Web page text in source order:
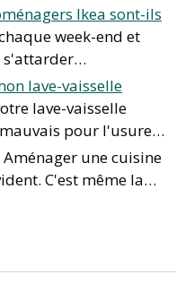
Ikea sont-ils
week-end et
s'attarder…
lave-vaisselle
lave-vaisselle
pour l'usure…
Aménager une cuisine
C'est même la…